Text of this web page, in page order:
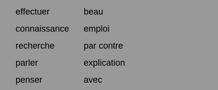
effectuer
beau
connaissance
emploi
recherche
par contre
parler
explication
penser
avec